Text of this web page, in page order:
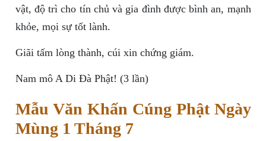
vật, độ trì cho tín chủ và gia đình được bình an, mạnh
khỏe, mọi sự tốt lành.
Giãi tấm lòng thành, cúi xin chứng giám.
Nam mô A Di Đà Phật! (3 lần)
Mẫu Văn Khấn Cúng Phật Ngày
Mùng 1 Tháng 7